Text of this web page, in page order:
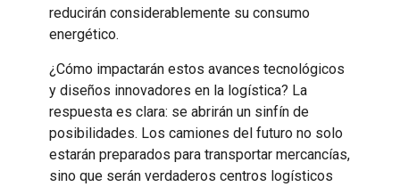
reducirán considerablemente su consumo
energético.
¿Cómo impactarán estos avances tecnológicos
y diseños innovadores en la logística? La
respuesta es clara: se abrirán un sinfín de
posibilidades. Los camiones del futuro no solo
estarán preparados para transportar mercancías,
sino que serán verdaderos centros logísticos